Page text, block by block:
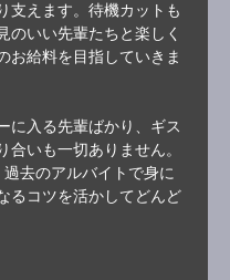
支えます。待機カットも
のいい先輩たちと楽しく
お給料を目指していきま
に入る先輩ばかり、ギス
いも一切ありません。
去のアルバイトで身に
るコツを活かしてどんど